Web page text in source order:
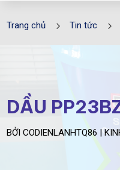
Trang chủ 5 Tin tức 5
DẦU
BỞICODIENLANHTQ86 |